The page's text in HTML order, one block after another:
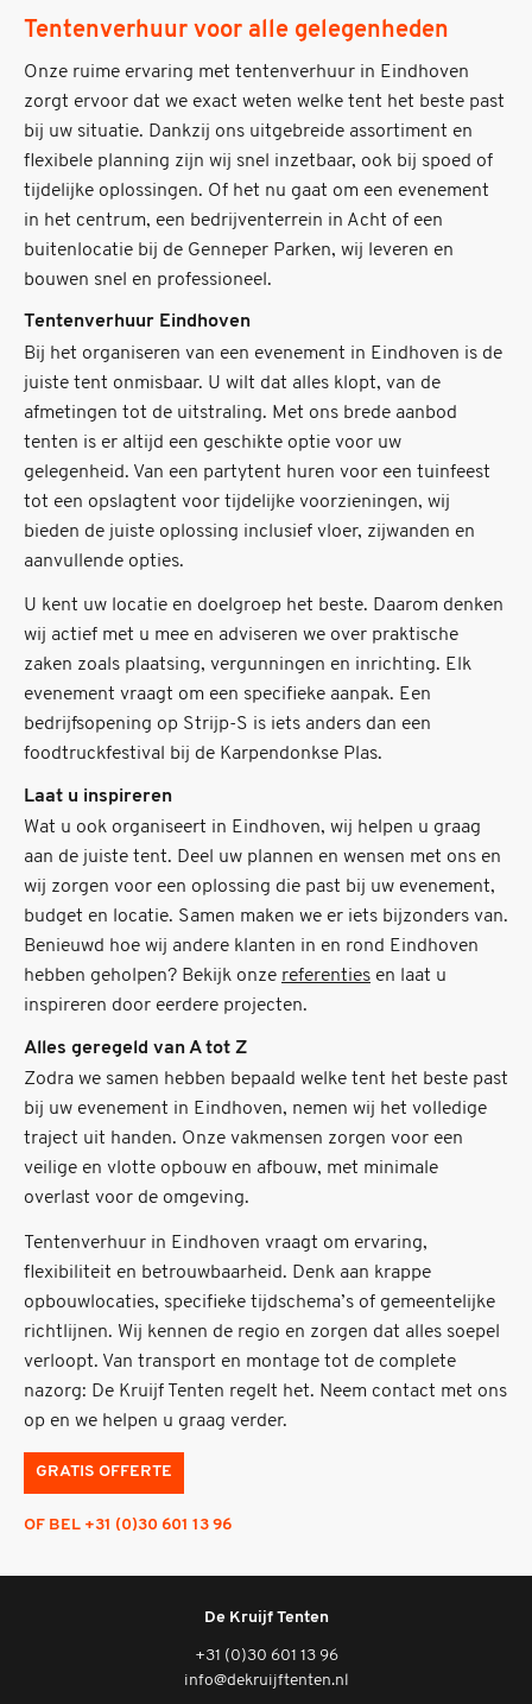
Tentenverhuur voor alle gelegenheden
Onze ruime ervaring met tentenverhuur in Eindhoven
zorgt ervoor dat we exact weten welke tent het beste past
bij uw situatie. Dankzij ons uitgebreide assortiment en
flexibele planning zijn wij snel inzetbaar, ook bij spoed of
tijdelijke oplossingen. Of het nu gaat om een evenement
in het centrum, een bedrijventerrein in Acht of een
buitenlocatie bij de Genneper Parken, wij leveren en
bouwen snel en professioneel.
Tentenverhuur Eindhoven
Bij het organiseren van een evenement in Eindhoven is de
juiste tent onmisbaar. U wilt dat alles klopt, van de
afmetingen tot de uitstraling. Met ons brede aanbod
tenten is er altijd een geschikte optie voor uw
gelegenheid. Van een partytent huren voor een tuinfeest
tot een opslagtent voor tijdelijke voorzieningen, wij
bieden de juiste oplossing inclusief vloer, zijwanden en
aanvullende opties.
U kent uw locatie en doelgroep het beste. Daarom denken
wij actief met u mee en adviseren we over praktische
zaken zoals plaatsing, vergunningen en inrichting. Elk
evenement vraagt om een specifieke aanpak. Een
bedrijfsopening op Strijp-S is iets anders dan een
foodtruckfestival bij de Karpendonkse Plas.
Laat u inspireren
Wat u ook organiseert in Eindhoven, wij helpen u graag
aan de juiste tent. Deel uw plannen en wensen met ons en
wij zorgen voor een oplossing die past bij uw evenement,
budget en locatie. Samen maken we er iets bijzonders van.
Benieuwd hoe wij andere klanten in en rond Eindhoven
hebben geholpen? Bekijk onze referenties en laat u
inspireren door eerdere projecten.
Alles geregeld van A tot Z
Zodra we samen hebben bepaald welke tent het beste past
bij uw evenement in Eindhoven, nemen wij het volledige
traject uit handen. Onze vakmensen zorgen voor een
veilige en vlotte opbouw en afbouw, met minimale
overlast voor de omgeving.
Tentenverhuur in Eindhoven vraagt om ervaring,
flexibiliteit en betrouwbaarheid. Denk aan krappe
opbouwlocaties, specifieke tijdschema’s of gemeentelijke
richtlijnen. Wij kennen de regio en zorgen dat alles soepel
verloopt. Van transport en montage tot de complete
nazorg: De Kruijf Tenten regelt het. Neem contact met ons
op en we helpen u graag verder.
GRATIS OFFERTE
OF BEL +31 (0)30 601 13 96
De Kruijf Tenten
+31 (0)30 601 13 96
info@dekruijftenten.nl